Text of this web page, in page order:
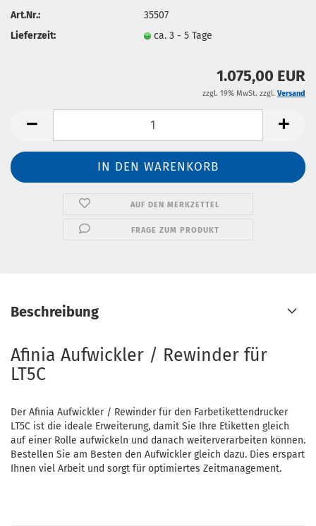
Art.Nr.:
35507
Lieferzeit:
ca. 3 - 5 Tage
1.075,00 EUR
zzgl. 19% MwSt. zzgl. Versand
AUF DEN MERKZETTEL
FRAGE ZUM PRODUKT
Beschreibung
Afinia Aufwickler / Rewinder für
LT5C
Der Afinia Aufwickler / Rewinder für den Farbetikettendrucker
LT5C ist die ideale Erweiterung, damit Sie Ihre Etiketten gleich
auf einer Rolle aufwickeln und danach weiterverarbeiten können.
Bestellen Sie am Besten den Aufwickler gleich dazu. Dies erspart
Ihnen viel Arbeit und sorgt für optimiertes Zeitmanagement.